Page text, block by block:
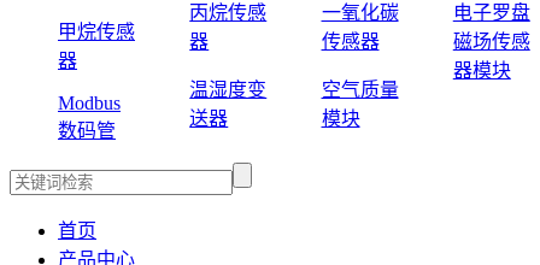
甲烷传感
器
Modbus
数码管
丙烷传感
器
温湿度变
送器
一氧化碳
传感器
空气质量
模块
电子罗盘
磁场传感
器模块
首页
产品中心